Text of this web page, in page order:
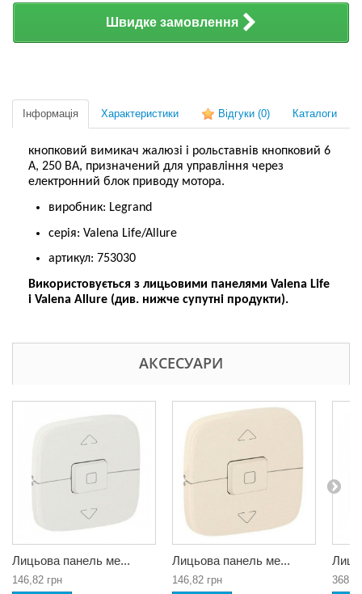
Швидке замовлення
Інформація Характеристики Відгуки (0) Каталоги
кнопковий вимикач жалюзі і рольставнів кнопковий 6
А, 250 ВA, призначений для управління через
електронний блок приводу мотора.
виробник: Legrand
серія: Valena Life/Allure
артикул: 753030
Використовується з лицьовими панелями Valena Life
і Valena Allure (див. нижче супутні продукти).
АКСЕСУАРИ
Лицьова панель ме...
146,82 грн
Лицьова панель ме...
146,82 грн